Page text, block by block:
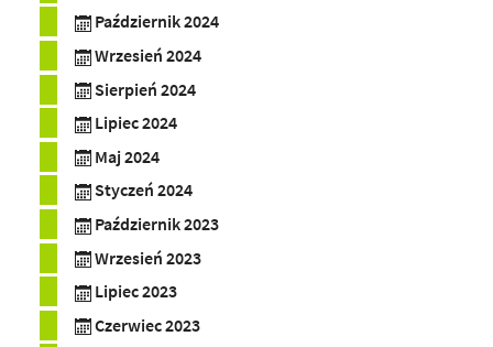
Październik 2024
Wrzesień 2024
Sierpień 2024
Lipiec 2024
Maj 2024
Styczeń 2024
Październik 2023
Wrzesień 2023
Lipiec 2023
Czerwiec 2023